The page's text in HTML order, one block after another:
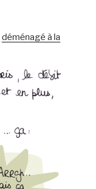
déménagé à la